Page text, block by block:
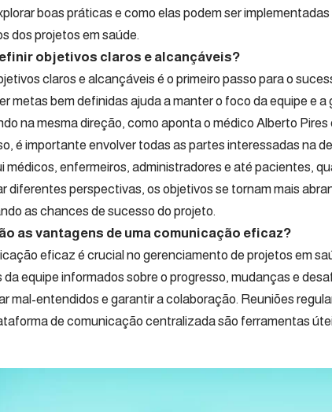
boas práticas e como elas podem ser implementadas
dos projetos em saúde.
objetivos claros e alcançáveis?
claros e alcançáveis é o primeiro passo para o
metas bem definidas ajuda a manter o foco da equipe e
na mesma direção, como aponta o médico Alberto Pires
é importante envolver todas as partes interessadas na
médicos, enfermeiros, administradores e até pacientes,
diferentes perspectivas, os objetivos se tornam mais
as chances de sucesso do projeto.
as vantagens de uma comunicação eficaz?
eficaz é crucial no gerenciamento de projetos em
da equipe informados sobre o progresso, mudanças e
mal-entendidos e garantir a colaboração. Reuniões
de comunicação centralizada são ferramentas